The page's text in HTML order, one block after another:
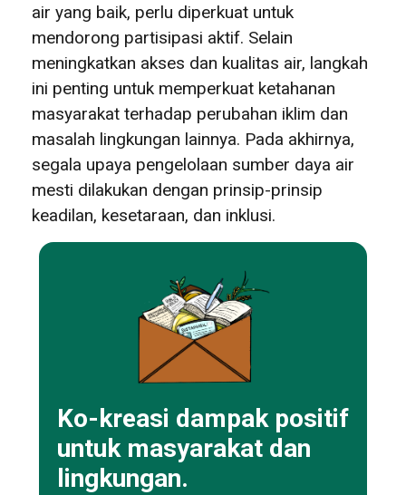
air yang baik, perlu diperkuat untuk
mendorong partisipasi aktif. Selain
meningkatkan akses dan kualitas air, langkah
ini penting untuk memperkuat ketahanan
masyarakat terhadap perubahan iklim dan
masalah lingkungan lainnya. Pada akhirnya,
segala upaya pengelolaan sumber daya air
mesti dilakukan dengan prinsip-prinsip
keadilan, kesetaraan, dan inklusi.
Ko-kreasi dampak positif
untuk masyarakat dan
lingkungan.